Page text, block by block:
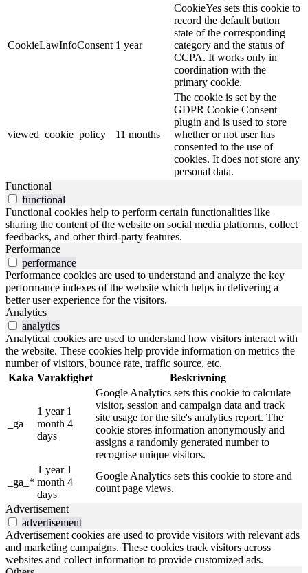
CookieLawInfoConsent 1 year
CookieYes sets this cookie to
record the default button
state of the corresponding
category and the status of
CCPA. It works only in
coordination with the
primary cookie.
viewed_cookie_policy 11 months
The cookie is set by the
GDPR Cookie Consent
plugin and is used to store
whether or not user has
consented to the use of
cookies. It does not store any
personal data.
Functional
functional
Functional cookies help to perform certain functionalities like
sharing the content of the website on social media platforms, collect
feedbacks, and other third-party features.
Performance
performance
Performance cookies are used to understand and analyze the key
performance indexes of the website which helps in delivering a
better user experience for the visitors.
Analytics
analytics
Analytical cookies are used to understand how visitors interact with
the website. These cookies help provide information on metrics the
number of visitors, bounce rate, traffic source, etc.
Kaka Varaktighet Beskrivning
_ga
1 year 1
month 4
days
Google Analytics sets this cookie to calculate
visitor, session and campaign data and track
site usage for the site's analytics report. The
cookie stores information anonymously and
assigns a randomly generated number to
recognise unique visitors.
_ga_*
1 year 1
month 4
days
Google Analytics sets this cookie to store and
count page views.
Advertisement
advertisement
Advertisement cookies are used to provide visitors with relevant ads
and marketing campaigns. These cookies track visitors across
websites and collect information to provide customized ads.